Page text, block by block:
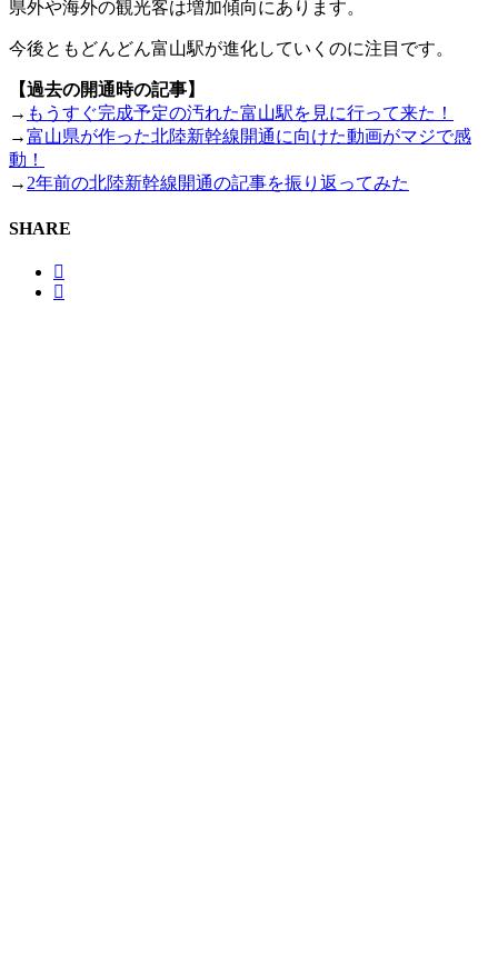
県外や海外の観光客は増加傾向にあります。
今後ともどんどん富山駅が進化していくのに注目です。
【過去の開通時の記事】
→ もうすぐ完成予定の汚れた富山駅を見に行って来た！
→富山県が作った北陸新幹線開通に向けた動画がマジで感
動！
→ 2年前の北陸新幹線開通の記事を振り返ってみた
SHARE